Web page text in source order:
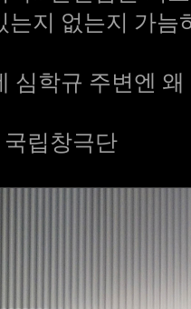
는지 없는지 가늠
심학규 주변엔
국립창극단